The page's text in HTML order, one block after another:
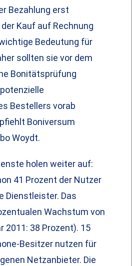
Bezahlung erst
Kauf auf Rechnung
Bedeutung für
sollten sie vor dem
Bonitätsprüfung
Bestellers vorab
Boniversum
Woydt.
holen weiter auf:
41 Prozent der Nutzer
Dienstleister. Das
Wachstum von
2011: 38 Prozent). 15
Besitzer nutzen für
Netzanbieter. Die